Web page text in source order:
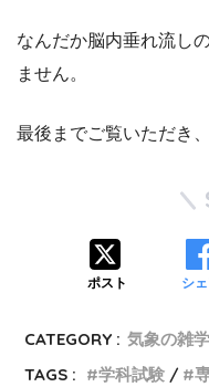
なんだか脳内垂れ流し
ません。
最後までご覧いただき
ポスト シ
CATEGORY : 気象の雑学
TAGS :
学科試験